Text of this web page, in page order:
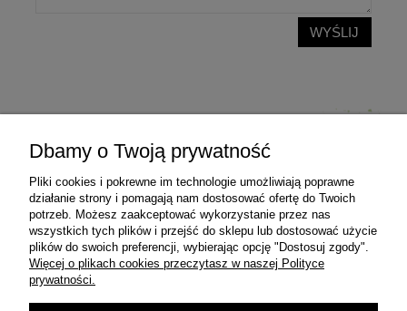
WYŚLIJ
Pomoc
Moje konto
Dbamy o Twoją prywatność
Pliki cookies i pokrewne im technologie umożliwiają poprawne
działanie strony i pomagają nam dostosować ofertę do Twoich
potrzeb. Możesz zaakceptować wykorzystanie przez nas
wszystkich tych plików i przejść do sklepu lub dostosować użycie
plików do swoich preferencji, wybierając opcję "Dostosuj zgody".
Więcej o plikach cookies przeczytasz w naszej Polityce
prywatności.